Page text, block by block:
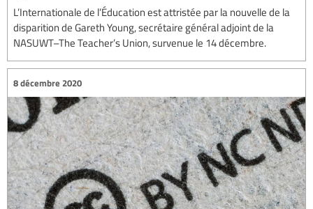
L’Internationale de l’Éducation est attristée par la nouvelle de la
disparition de Gareth Young, secrétaire général adjoint de la
NASUWT–The Teacher’s Union, survenue le 14 décembre.
8 décembre 2020